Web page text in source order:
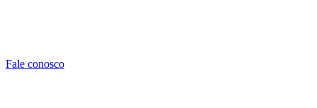
Fale conosco